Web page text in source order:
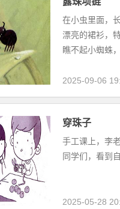
在小虫里面，
漂亮的裙衫，
瞧不起小蜘蛛
2025-09-06
穿珠子
手工课上，李
同学们，看到
2025-05-28